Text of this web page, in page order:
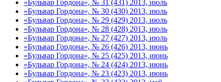
«Бульвар Гордона», № 31 (431) 2013, июль
«Бульвар Гордона», № 30 (430) 2013, июль
«Бульвар Гордона», № 29 (429) 2013, июль
«Бульвар Гордона», № 28 (428) 2013, июль
«Бульвар Гордона», № 27 (427) 2013, июль
«Бульвар Гордона», № 26 (426) 2013, июнь
«Бульвар Гордона», № 25 (425) 2013, июнь
«Бульвар Гордона», № 24 (424) 2013, июнь
«Бульвар Гордона», № 23 (423) 2013, июнь